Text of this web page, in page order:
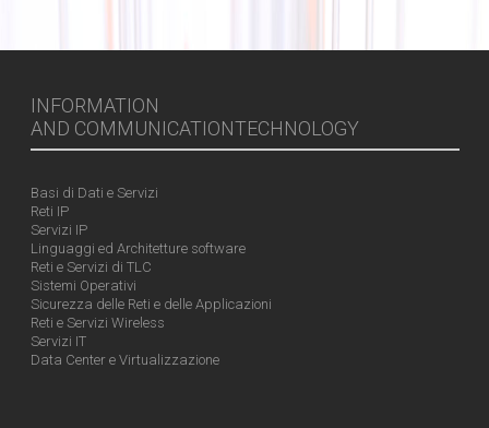
INFORMATION
AND COMMUNICATIONTECHNOLOGY
Basi di Dati e Servizi
Reti IP
Servizi IP
Linguaggi ed Architetture software
Reti e Servizi di TLC
Sistemi Operativi
Sicurezza delle Reti e delle Applicazioni
Reti e Servizi Wireless
Servizi IT
Data Center e Virtualizzazione